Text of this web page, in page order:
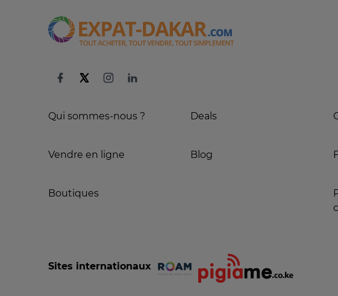
Qui sommes-nous ?
Vendre en ligne
Boutiques
Deals
Blog
Sites internationaux